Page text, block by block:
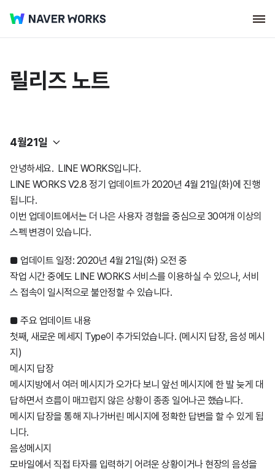
릴리즈 노트
4월21일
네이버웍스 코어
2026년
4월24일
4월9일
1월22일
12월2일
11월27일
9월4일
8월7일
2024년
12월5일
11월21일
9월10일
2023년
12월19일
11월24일
2022년
11월17일
2021년
2020년
웍스 드라이브
7월23일
4월9일
2025년
11월27일
9월4일
7월24일
2024년
11월21일
10월14일
2026년
8월20일
5월20일
4월9일
2025년
11월27일
9월25일
2024년
12월19일
웍스 경영지원
2026년
7월23일
4월9일
2025년
11월27일
2024년
AI 스튜디오
2026년
5월14일
안녕하세요. LINE WORKS입니다.
LINE WORKS V2.8 정기 업데이트가 2020년 4월 21일(화)에 진행
됩니다.
이번 업데이트에서는 더 나은 사용자 경험을 중심으로 30여개 이상의
스펙 변경이 있습니다.
■ 업데이트 일정: 2020년 4월 21일(화) 오전 중
작업 시간 중에도 LINE WORKS 서비스를 이용하실 수 있으나, 서비
스 접속이 일시적으로 불안정할 수 있습니다.
■ 주요 업데이트 내용
첫째, 새로운 메세지 Type이 추가되었습니다. (메시지 답장, 음성 메시
지)
메시지 답장
메시지방에서 여러 메시지가 오가다 보니 앞선 메시지에 한 발 늦게 대
답하면서 흐름이 매끄럽지 않은 상황이 종종 일어나곤 했습니다.
메시지 답장을 통해 지나가버린 메시지에 정확한 답변을 할 수 있게 됩
니다.
음성메시지
모바일에서 직접 타자를 입력하기 어려운 상황이거나 현장의 음성을